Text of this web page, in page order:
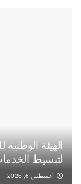
الهيئة
لتبسيط
أغسطس 6, 2026